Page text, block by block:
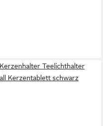
Teelichthalter
Kerzentablett schwarz